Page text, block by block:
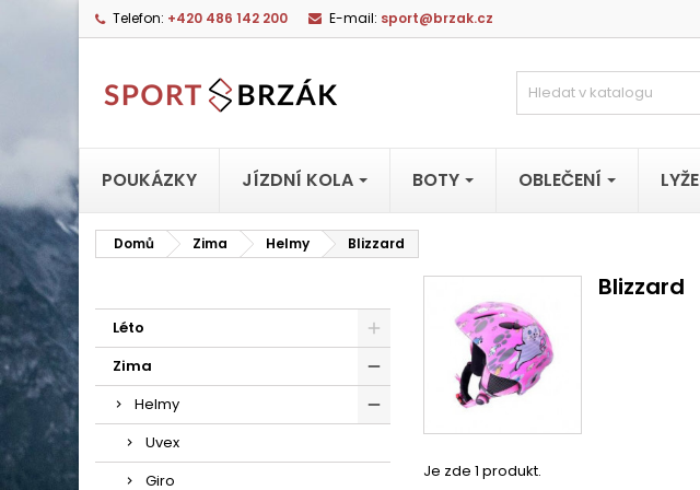
Telefon: +420 486 142 200 E-mail: sport@brzak.cz
POUKÁZKY JÍZDNÍ KOLA BOTY OBLEČENÍ LYŽE
Domů Zima Helmy Blizzard
Léto
Zima
Helmy
Uvex
Giro
Blizzard
Je zde 1 produkt.